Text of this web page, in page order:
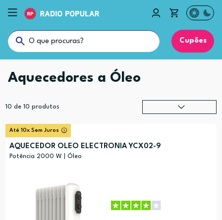
Cupões
Aquecedores a Óleo
10 de 10 produtos
Até 10x Sem Juros
AQUECEDOR OLEO ELECTRONIA YCX02-9
Potência 2000 W | Óleo